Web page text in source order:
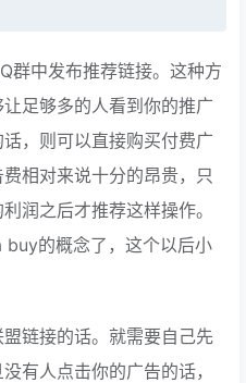
群中发布推荐链接。这种方
足够多的人看到你的推广
，则可以直接购买付费广
相对来说十分的昂贵，只
润之后才推荐这样操作。
的概念了，这个以后小
链接的话。就需要自己先
有人点击你的广告的话，